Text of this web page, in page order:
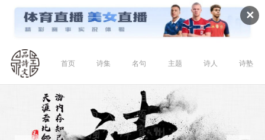
✕
首页 诗集 名句 主题 诗人 诗塾